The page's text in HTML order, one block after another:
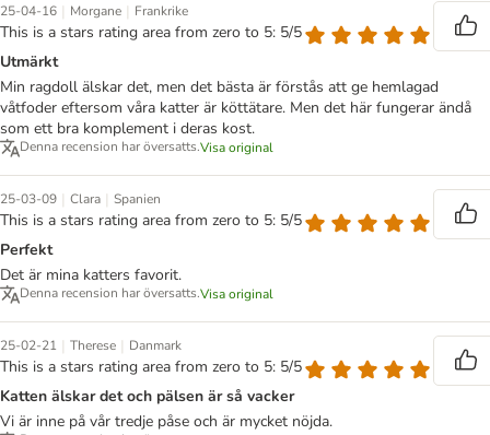
25-04-16 | Morgane | Frankrike
This is a stars rating area from zero to 5: 5/5
Utmärkt
Min ragdoll älskar det, men det bästa är förstås att ge hemlagad
våtfoder eftersom våra katter är köttätare. Men det här fungerar ändå
som ett bra komplement i deras kost.
Denna recension har översatts.Visa original
25-03-09 | Clara | Spanien
This is a stars rating area from zero to 5: 5/5
Perfekt
Det är mina katters favorit.
Denna recension har översatts.Visa original
25-02-21 | Therese | Danmark
This is a stars rating area from zero to 5: 5/5
Katten älskar det och pälsen är så vacker
Vi är inne på vår tredje påse och är mycket nöjda.